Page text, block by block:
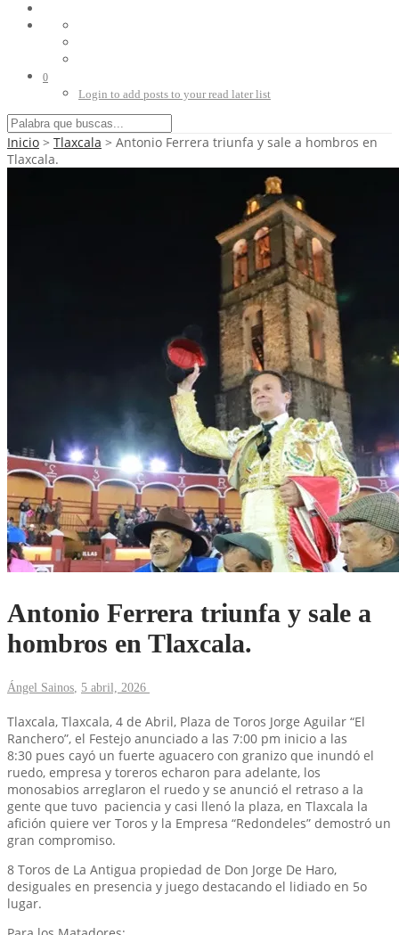
0
Login to add posts to your read later list
Inicio > Tlaxcala > Antonio Ferrera triunfa y sale a hombros en
Tlaxcala.
Antonio Ferrera triunfa y sale a
hombros en Tlaxcala.
Ángel Sainos, 5 abril, 2026
Tlaxcala, Tlaxcala, 4 de Abril, Plaza de Toros Jorge Aguilar “El
Ranchero”, el Festejo anunciado a las 7:00 pm inicio a las
8:30 pues cayó un fuerte aguacero con granizo que inundó el
ruedo, empresa y toreros echaron para adelante, los
monosabios arreglaron el ruedo y se anunció el retraso a la
gente que tuvo paciencia y casi llenó la plaza, en Tlaxcala la
afición quiere ver Toros y la Empresa “Redondeles” demostró un
gran compromiso.
8 Toros de La Antigua propiedad de Don Jorge De Haro,
desiguales en presencia y juego destacando el lidiado en 5o
lugar.